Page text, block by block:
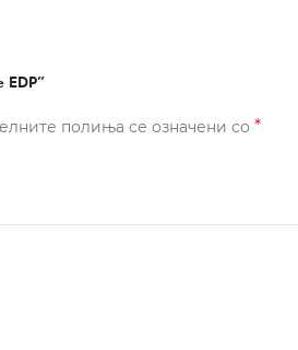
EDP”
полиња се означени со *